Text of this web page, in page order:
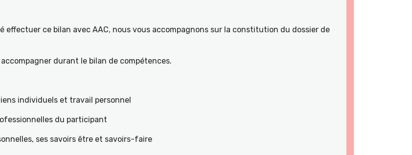
ce bilan avec AAC, nous vous accompagnons sur la constitution du dossier de
durant le bilan de compétences.
individuels et travail personnel
du participant
ses savoirs être et savoirs-faire